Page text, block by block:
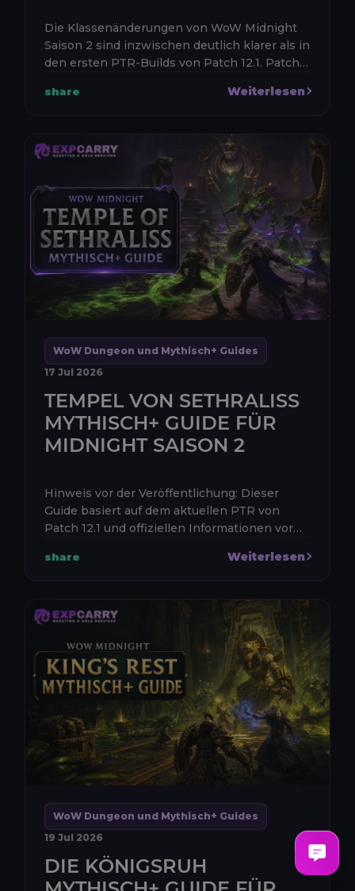
Die Klassenänderungen von WoW Midnight
Saison 2 sind inzwischen deutlich klarer als in
den ersten PTR-Builds von Patch 12.1. Patch
2026 in Nordamerika u...
share Weiterlesen
WoW Dungeon und Mythisch+ Guides
17 Jul 2026
TEMPEL VON SETHRALISS
MYTHISCH+ GUIDE FÜR
MIDNIGHT SAISON 2
Hinweis vor der Veröffentlichung: Dieser
Guide basiert auf dem aktuellen PTR von
Patch 12.1 und offiziellen Informationen vor
Belohnungen und numerische Werte könn...
share Weiterlesen
WoW Dungeon und Mythisch+ Guides
19 Jul 2026
DIE KÖNIGSRUH